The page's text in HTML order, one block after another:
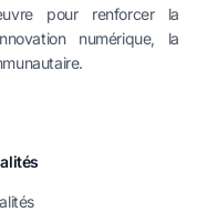
pour renforcer la
numérique, la